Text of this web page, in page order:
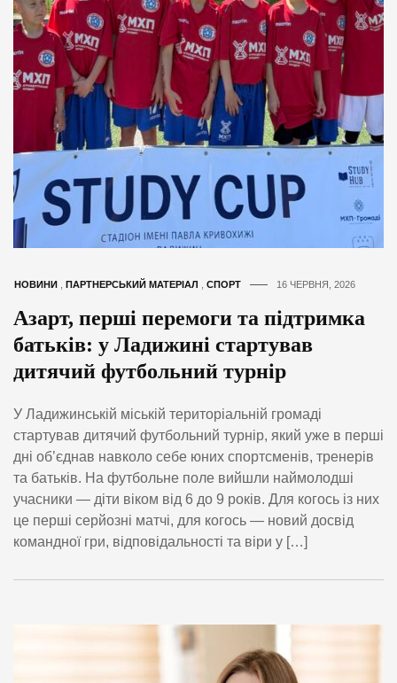
НОВИНИ ПАРТНЕРСЬКИЙ МАТЕРІАЛ СПОРТ 16 ЧЕРВНЯ, 2026
Азарт, перші перемоги та підтримка
батьків: у Ладижині стартував
дитячий футбольний турнір
У Ладижинській міській територіальній громаді
стартував дитячий футбольний турнір, який уже в перші
дні об’єднав навколо себе юних спортсменів, тренерів
та батьків. На футбольне поле вийшли наймолодші
учасники — діти віком від 6 до 9 років. Для когось із них
це перші серйозні матчі, для когось — новий досвід
командної гри, відповідальності та віри у […]